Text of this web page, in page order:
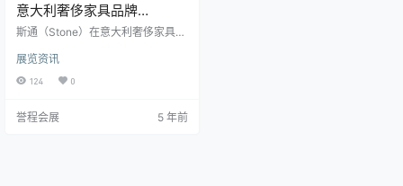
意大利奢侈家具品牌
Anima：精神变得重要
斯通（Stone）在意大利奢侈家具品
上的印记，从而标志着加拿大二人
组Yabu Pushelberg和Salvatori之
有选择一个更具吸引力的名字，这
展览资讯
124 0
誉程会展 5 年前